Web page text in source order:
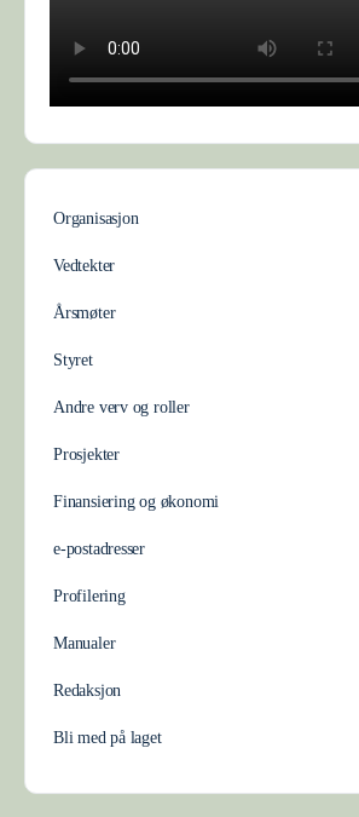
Organisasjon
Vedtekter
Årsmøter
Styret
Andre verv og roller
Prosjekter
Finansiering og økonomi
e-postadresser
Profilering
Manualer
Redaksjon
Bli med på laget